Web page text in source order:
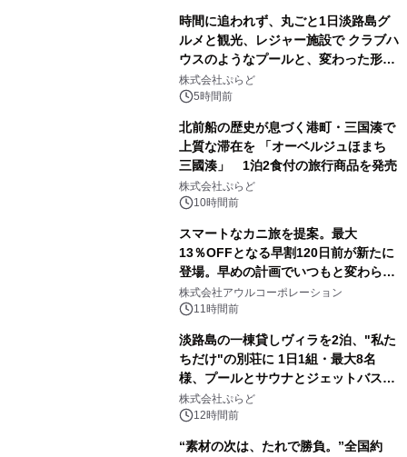
時間に追われず、丸ごと1日淡路島グ
ルメと観光、レジャー施設で クラブハ
ウスのようなプールと、変わった形の
サウナも 「THE BOXY AWAJI」のお
得な素泊まり連泊プランで
株式会社ぷらど
5時間前
北前船の歴史が息づく港町・三国湊で
上質な滞在を 「オーベルジュほまち
三國湊」 1泊2食付の旅行商品を発売
株式会社ぷらど
10時間前
スマートなカニ旅を提案。最大
13％OFFとなる早割120日前が新たに
登場。早めの計画でいつもと変わらぬ
大人の冬旅を。ー夕日ヶ浦温泉「佳松
苑 別邸ふうか」ー
株式会社アウルコーポレーション
11時間前
淡路島の一棟貸しヴィラを2泊、"私た
ちだけ"の別荘に 1日1組・最大8名
様、プールとサウナとジェットバス付
きで Villa Mon Temps AWAJIの連泊
素泊りプラン
株式会社ぷらど
12時間前
“素材の次は、たれで勝負。”全国約